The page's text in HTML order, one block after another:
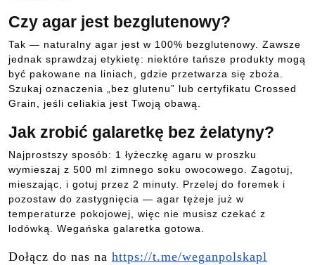
Czy agar jest bezglutenowy?
Tak — naturalny agar jest w 100% bezglutenowy. Zawsze
jednak sprawdzaj etykietę: niektóre tańsze produkty mogą
być pakowane na liniach, gdzie przetwarza się zboża.
Szukaj oznaczenia „bez glutenu” lub certyfikatu Crossed
Grain, jeśli celiakia jest Twoją obawą.
Jak zrobić galaretkę bez żelatyny?
Najprostszy sposób: 1 łyżeczkę agaru w proszku
wymieszaj z 500 ml zimnego soku owocowego. Zagotuj,
mieszając, i gotuj przez 2 minuty. Przelej do foremek i
pozostaw do zastygnięcia — agar tężeje już w
temperaturze pokojowej, więc nie musisz czekać z
lodówką. Wegańska galaretka gotowa.
Dołącz do nas na https://t.me/weganpolskapl